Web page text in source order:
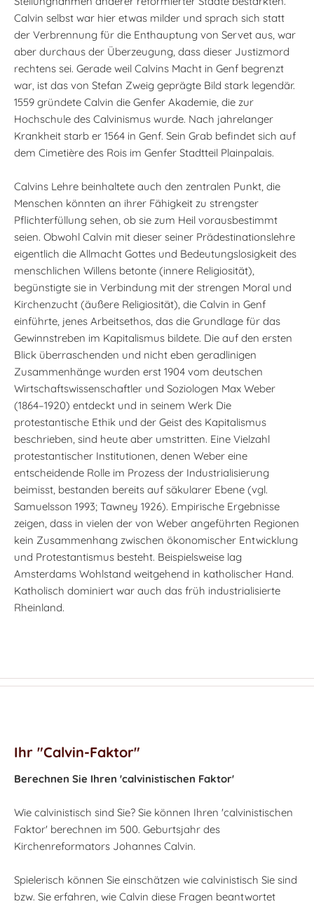
Calvin selbst war hier etwas milder und sprach sich statt
der Verbrennung für die Enthauptung von Servet aus, war
aber durchaus der Überzeugung, dass dieser Justizmord
rechtens sei. Gerade weil Calvins Macht in Genf begrenzt
war, ist das von Stefan Zweig geprägte Bild stark legendär.
1559 gründete Calvin die Genfer Akademie, die zur
Hochschule des Calvinismus wurde. Nach jahrelanger
Krankheit starb er 1564 in Genf. Sein Grab befindet sich auf
dem Cimetière des Rois im Genfer Stadtteil Plainpalais.
Calvins Lehre beinhaltete auch den zentralen Punkt, die
Menschen könnten an ihrer Fähigkeit zu strengster
Pflichterfüllung sehen, ob sie zum Heil vorausbestimmt
seien. Obwohl Calvin mit dieser seiner Prädestinationslehre
eigentlich die Allmacht Gottes und Bedeutungslosigkeit des
menschlichen Willens betonte (innere Religiosität),
begünstigte sie in Verbindung mit der strengen Moral und
Kirchenzucht (äußere Religiosität), die Calvin in Genf
einführte, jenes Arbeitsethos, das die Grundlage für das
Gewinnstreben im Kapitalismus bildete. Die auf den ersten
Blick überraschenden und nicht eben geradlinigen
Zusammenhänge wurden erst 1904 vom deutschen
Wirtschaftswissenschaftler und Soziologen Max Weber
(1864–1920) entdeckt und in seinem Werk Die
protestantische Ethik und der Geist des Kapitalismus
beschrieben, sind heute aber umstritten. Eine Vielzahl
protestantischer Institutionen, denen Weber eine
entscheidende Rolle im Prozess der Industrialisierung
beimisst, bestanden bereits auf säkularer Ebene (vgl.
Samuelsson 1993; Tawney 1926). Empirische Ergebnisse
zeigen, dass in vielen der von Weber angeführten Regionen
kein Zusammenhang zwischen ökonomischer Entwicklung
und Protestantismus besteht. Beispielsweise lag
Amsterdams Wohlstand weitgehend in katholischer Hand.
Katholisch dominiert war auch das früh industrialisierte
Rheinland.
Ihr "Calvin-Faktor"
Berechnen Sie Ihren 'calvinistischen Faktor'
Wie calvinistisch sind Sie? Sie können Ihren 'calvinistischen
Faktor' berechnen im 500. Geburtsjahr des
Kirchenreformators Johannes Calvin.
Spielerisch können Sie einschätzen wie calvinistisch Sie sind
bzw. Sie erfahren, wie Calvin diese Fragen beantwortet